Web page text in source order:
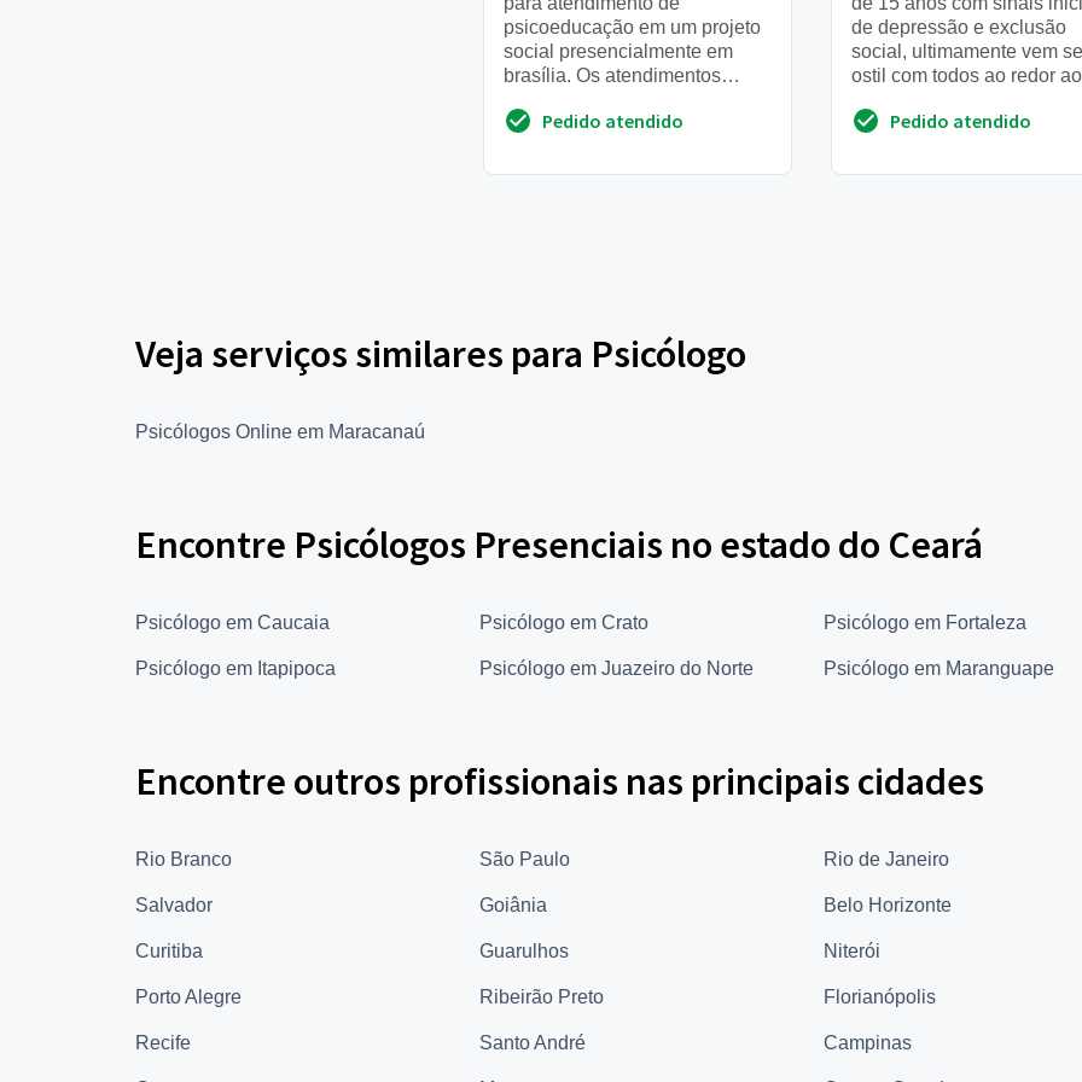
psicoeducação em um projeto
social presencialmente em
brasília. Os atendimentos
semana para jovens de 12 a
Pedido atendido
de depressão e exclusão
social, ultimamente vem
ostil com todos ao redor
Nos como fam...
Pedido atendido
Veja serviços similares para Psicólogo
Psicólogos Online em Maracanaú
Encontre Psicólogos Presenciais no estado do Ceará
Psicólogo em Caucaia Psicólogo em Crato Psicólogo em Fortaleza
Psicólogo em Itapipoca Psicólogo em Juazeiro do Norte Psicólogo em Maranguape
Encontre outros profissionais nas principais cidades
Rio Branco São Paulo Rio de Janeiro
Salvador Goiânia Belo Horizonte
Curitiba Guarulhos Niterói
Porto Alegre Ribeirão Preto Florianópolis
Recife Santo André Campinas